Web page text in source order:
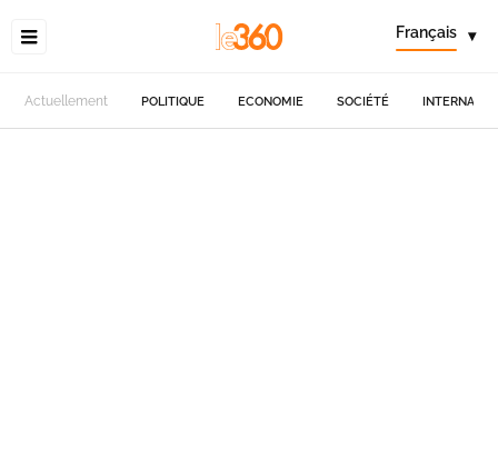
Français ▾
Actuellement POLITIQUE ECONOMIE SOCIÉTÉ